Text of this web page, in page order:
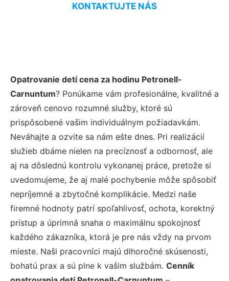
KONTAKTUJTE NÁS
Opatrovanie detí cena za hodinu Petronell-
Carnuntum? Ponúkame vám profesionálne, kvalitné a
zároveň cenovo rozumné služby, ktoré sú
prispôsobené vašim individuálnym požiadavkám.
Neváhajte a ozvite sa nám ešte dnes. Pri realizácií
služieb dbáme nielen na precíznosť a odbornosť, ale
aj na dôslednú kontrolu vykonanej práce, pretože si
uvedomujeme, že aj malé pochybenie môže spôsobiť
nepríjemné a zbytočné komplikácie. Medzi naše
firemné hodnoty patrí spoľahlivosť, ochota, korektný
prístup a úprimná snaha o maximálnu spokojnosť
každého zákazníka, ktorá je pre nás vždy na prvom
mieste. Naši pracovníci majú dlhoročné skúsenosti,
bohatú prax a sú plne k vašim službám. Cenník